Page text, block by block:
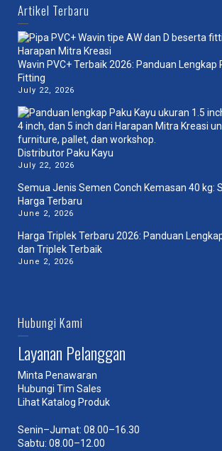
Artikel Terbaru
Wavin PVC+ Terbaik 2026: Panduan Lengkap
Fitting
July 22, 2026
Distributor Paku Kayu
July 22, 2026
Semua Jenis Semen Conch Kemasan 40 kg:
Harga Terbaru
June 2, 2026
Harga Triplek Terbaru 2026: Panduan
dan Triplek Terbaik
June 2, 2026
Hubungi Kami
Layanan Pelanggan
Minta Penawaran
Hubungi Tim Sales
Lihat Katalog Produk
Senin–Jumat: 08.00–16.30
Sabtu: 08.00–12.00